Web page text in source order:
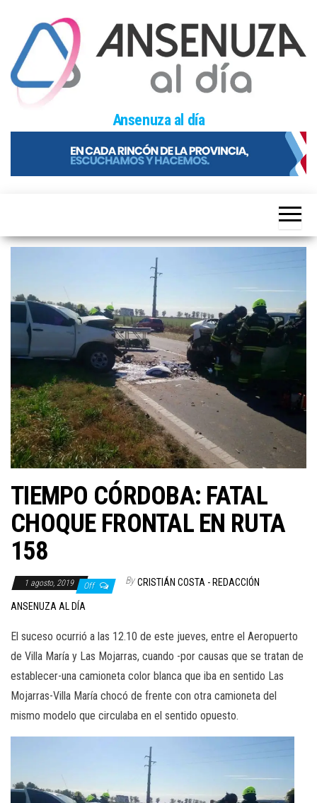
content
Ansenuza al día
TIEMPO CÓRDOBA: FATAL
CHOQUE FRONTAL EN RUTA
158
1 agosto, 2019 Off By CRISTIÁN COSTA - REDACCIÓN
ANSENUZA AL DÍA
El suceso ocurrió a las 12.10 de este jueves, entre el Aeropuerto
de Villa María y Las Mojarras, cuando -por causas que se tratan de
establecer-una camioneta color blanca que iba en sentido Las
Mojarras-Villa María chocó de frente con otra camioneta del
mismo modelo que circulaba en el sentido opuesto.